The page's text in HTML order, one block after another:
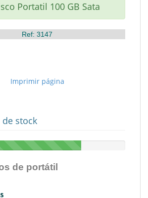
Portatil 100 GB Sata
Ref: 3147
Imprimir página
stock
de portátil